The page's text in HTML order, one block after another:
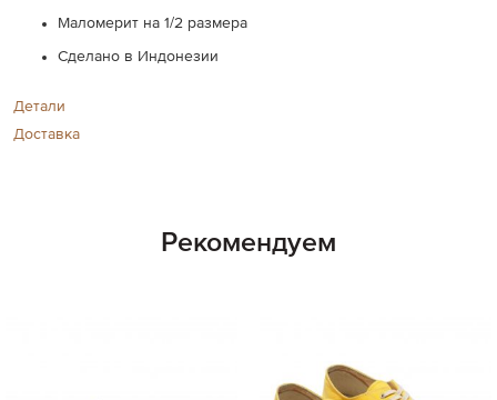
Маломерит на 1/2 размера
Сделано в Индонезии
Детали
Доставка
Рекомендуем